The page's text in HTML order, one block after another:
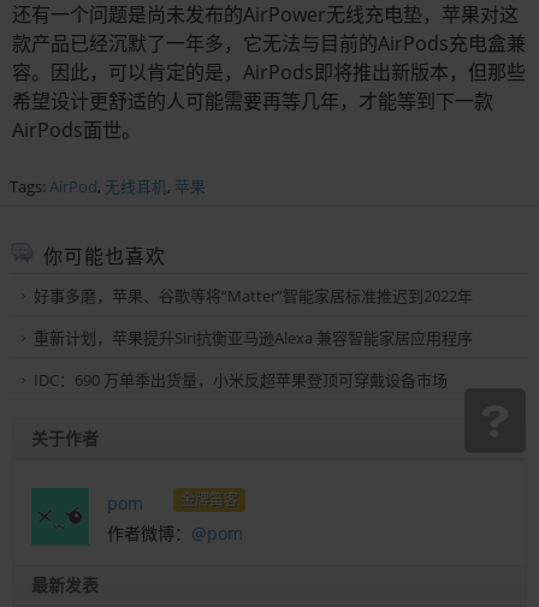
还有一个问题是尚未发布的AirPower无线充电垫，苹果对这
款产品已经沉默了一年多，它无法与目前的AirPods充电盒兼
容。因此，可以肯定的是，AirPods即将推出新版本，但那些
希望设计更舒适的人可能需要再等几年，才能等到下一款
AirPods面世。
Tags: AirPod, 无线耳机, 苹果
你可能也喜欢
好事多磨，苹果、谷歌等将“Matter”智能家居标准推迟到2022年
重新计划，苹果提升Siri抗衡亚马逊Alexa 兼容智能家居应用程序
IDC：690 万单季出货量，小米反超苹果登顶可穿戴设备市场
关于作者
pom 金牌笛客
作者微博： @pom
最新发表